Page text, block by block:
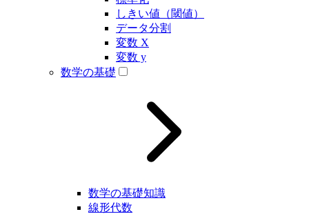
しきい値（閾値）
データ分割
変数 X
変数 y
数学の基礎
数学の基礎知識
線形代数